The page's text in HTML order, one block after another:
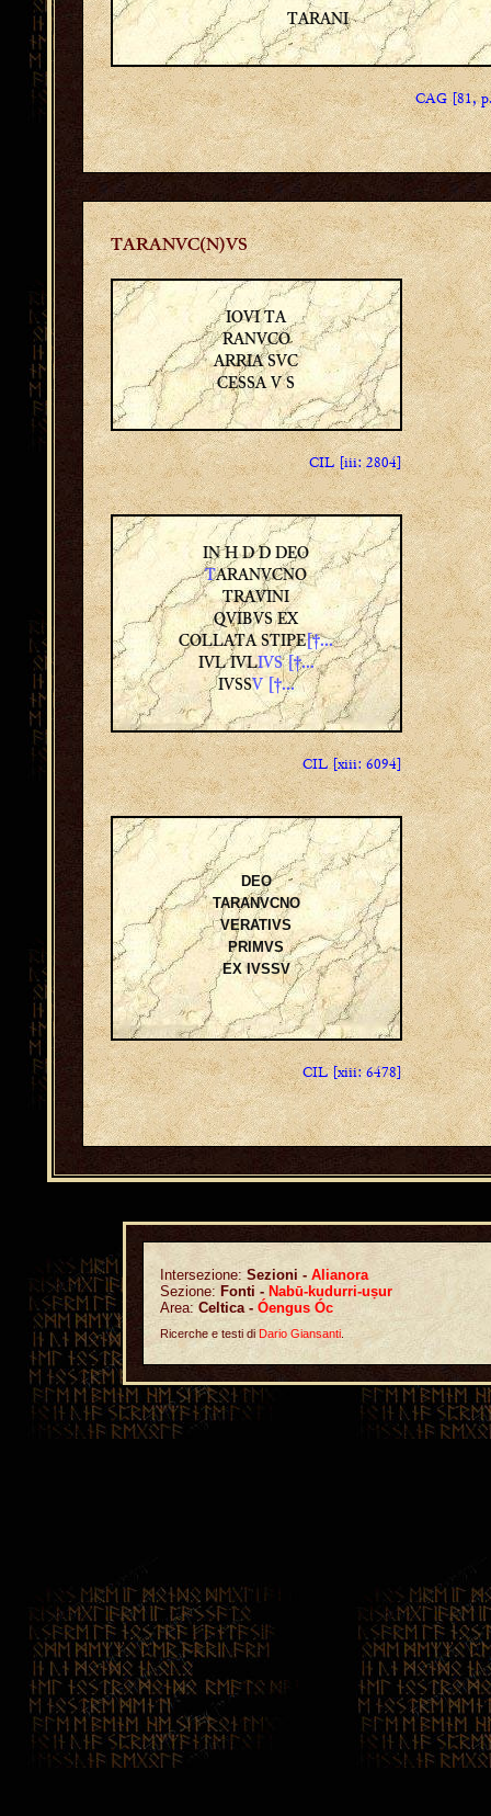
TARANI
CAG [81,
TARANVC(N)VS
IOVI TA
RANVCO
ARRIA SVC
CESSA V S
CIL [iii: 2804]
IN H D D DEO
TARANVCNO
TRAVINI
QVIBVS EX
COLLATA STIPE[†...
IVL IVLIVS [†...
IVSSV [†...
CIL [xiii: 6094]
DEO
TARANVCNO
VERATIVS
PRIMVS
EX IVSSV
CIL [xiii: 6478]
Intersezione: Sezioni -Alianora
Sezione: Fonti - Nabū-kudurri-uṣur
Area:Celtica -Óengus Óc
Ricerche e testi diDario Giansanti